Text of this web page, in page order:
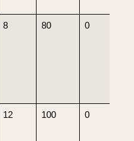
8 80 0
12 100 0